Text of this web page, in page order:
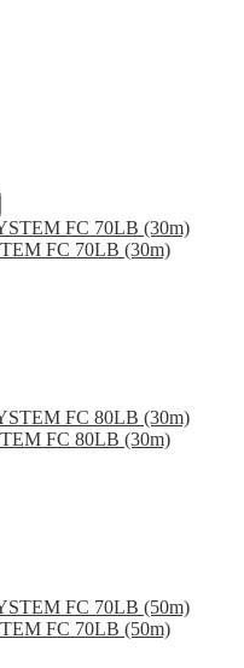
FC 70LB (30m)
FC 80LB (30m)
FC 70LB (50m)